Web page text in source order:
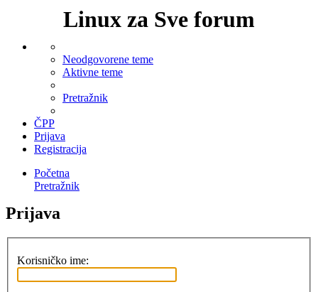
Linux za Sve forum
Neodgovorene teme
Aktivne teme
Pretražnik
ČPP
Prijava
Registracija
Početna
Pretražnik
Prijava
Korisničko ime: